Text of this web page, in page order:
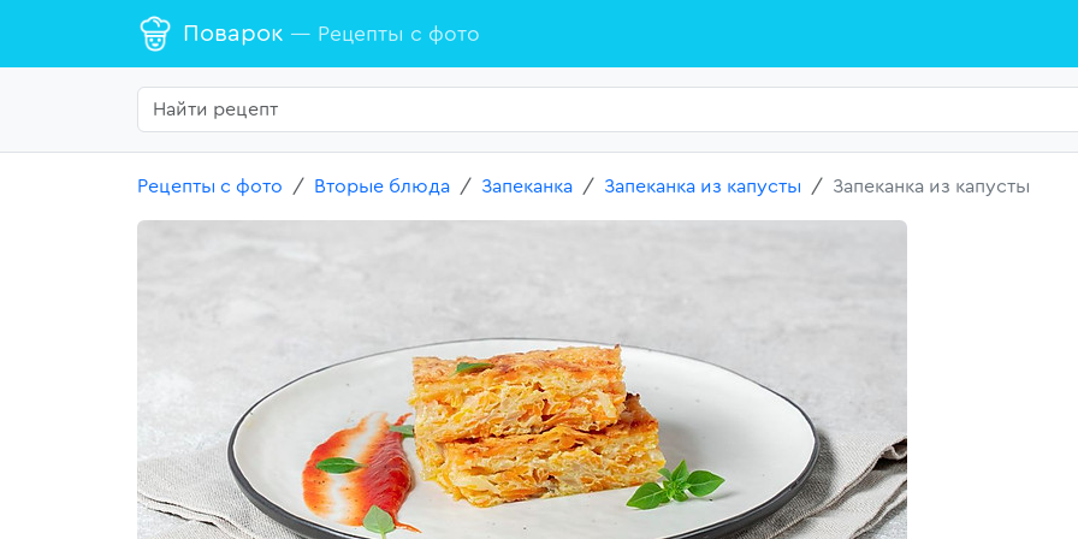
Поварок — Рецепты с фото
Рецепты с фото Вторые блюда Запеканка Запеканка из капусты Запеканка из капусты